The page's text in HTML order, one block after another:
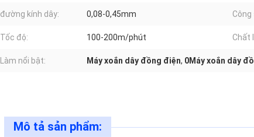
đường kính dây: 0,08-0,45mm
Tốc độ: 100-200m/phút Chất
Làm nổi bật: Máy xoắn dây đồng điện, 0Máy xoắn dây
Mô tả sản phẩm: